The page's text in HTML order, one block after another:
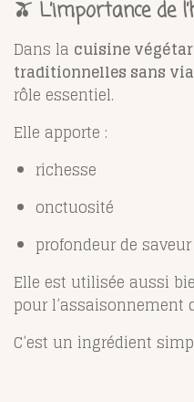
🫒 L’importance de
Dans la cuisine
traditionnelles sans
rôle essentiel.
Elle apporte :
richesse
onctuosité
profondeur de saveur
Elle est utilisée aussi
pour l’assaisonnement
C’est un ingrédient